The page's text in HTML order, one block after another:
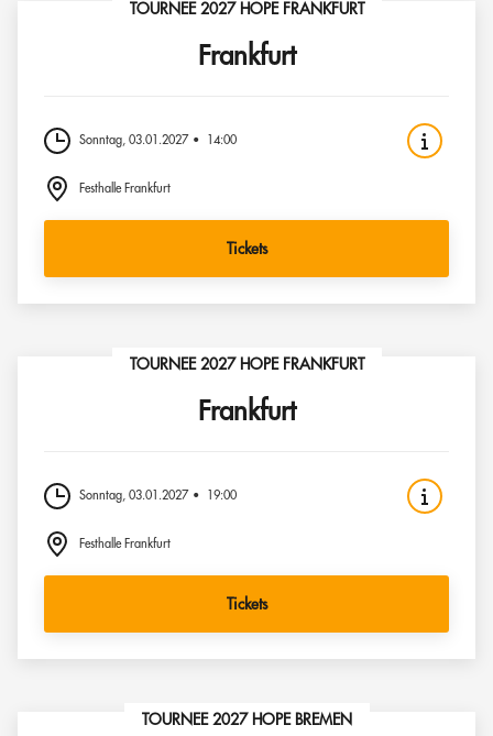
TOURNEE 2027 HOPE FRANKFURT
Frankfurt
Sonntag, 03.01.2027 14:00
Festhalle Frankfurt
Tickets
TOURNEE 2027 HOPE FRANKFURT
Frankfurt
Sonntag, 03.01.2027 19:00
Festhalle Frankfurt
Tickets
TOURNEE 2027 HOPE BREMEN